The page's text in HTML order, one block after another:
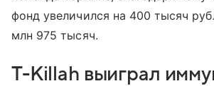
фонд увеличился на 400 тысяч
млн 975 тысяч.
T-Killah выиграл